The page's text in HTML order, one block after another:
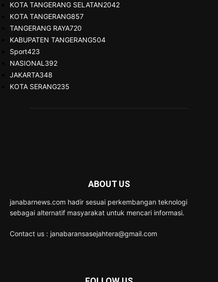
KOTA TANGERANG SELATAN2042
KOTA TANGERANG857
TANGERANG RAYA720
KABUPATEN TANGERANG504
Sport423
NASIONAL 392
JAKARTA348
KOTA SERANG235
ABOUT US
janabarnews.com hadir sesuai perkembangan teknologi
sebagai alternatif masyarakat untuk mencari informasi.
Contact us : janabaransasejahtera@gmail.com